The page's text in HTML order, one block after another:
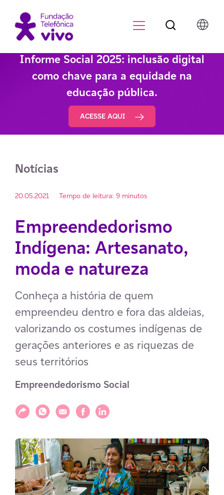
Informe Social 2025: inclusão digital
como chave para a equidade na
educação pública.
ACESSE AQUI
Notícias
20.05.2021 Tempo de leitura: 9 minutos
Empreendedorismo
Indígena: Artesanato,
moda e natureza
Conheça a história de quem
empreendeu dentro e fora das aldeias,
valorizando os costumes indígenas de
gerações anteriores e as riquezas de
seus territórios
Empreendedorismo Social
Compartilhar
Compartilhar via WhatsApp
Compartilhar via E-mail
Compartilhar via Facebook
Compartilhar via LinkedIn
Botão de